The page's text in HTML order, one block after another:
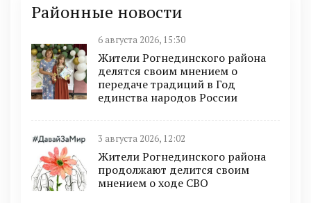
Районные новости
6 августа 2026, 15:30
Жители Рогнединского района
делятся своим мнением о
передаче традиций в Год
единства народов России
3 августа 2026, 12:02
Жители Рогнединского района
продолжают делится своим
мнением о ходе СВО